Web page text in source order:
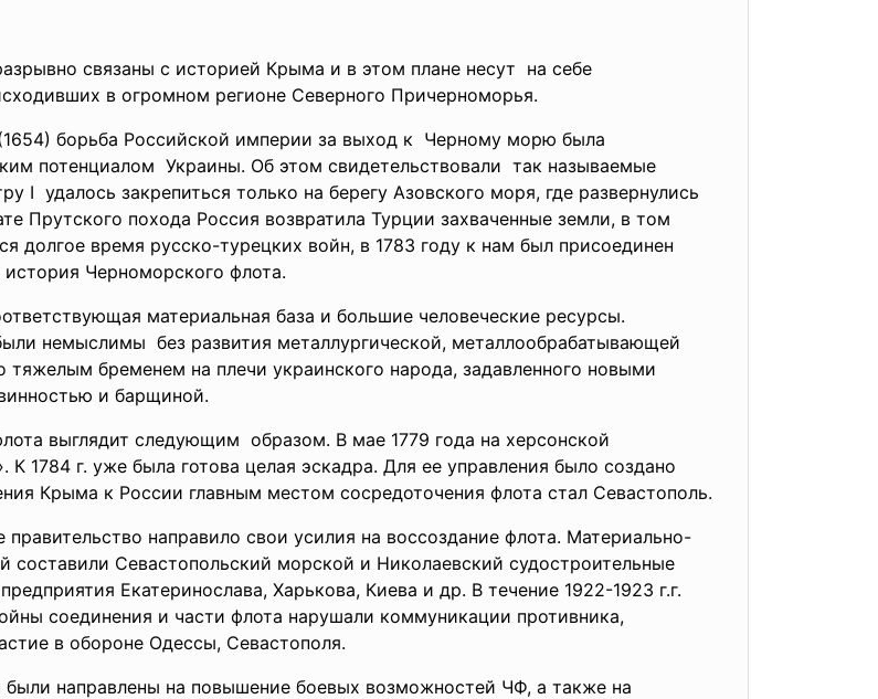
связаны с историей Крыма и в этом плане несут на себе
в огромном регионе Северного Причерноморья.
борьба Российской империи за выход к Черному морю была
потенциалом Украины. Об этом свидетельствовали так называемые
I удалось закрепиться только на берегу Азовского моря, где развернулись
Прутского похода Россия возвратила Турции захваченные земли, в том
долгое время русско-турецких войн, в 1783 году к нам был присоединен
Черноморского флота.
материальная база и большие человеческие ресурсы.
немыслимы без развития металлургической, металлообрабатывающей
тяжелым бременем на плечи украинского народа, задавленного новыми
и барщиной.
выглядит следующим образом. В мае 1779 года на херсонской
1784 г. уже была готова целая эскадра. Для ее управления было создано
Крыма к России главным местом сосредоточения флота стал Севастополь.
направило свои усилия на воссоздание флота. Материально-
составили Севастопольский морской и Николаевский судостроительные
Екатеринослава, Харькова, Киева и др. В течение 1922-1923 г.г.
соединения и части флота нарушали коммуникации противника,
в обороне Одессы, Севастополя.
направлены на повышение боевых возможностей ЧФ, а также на